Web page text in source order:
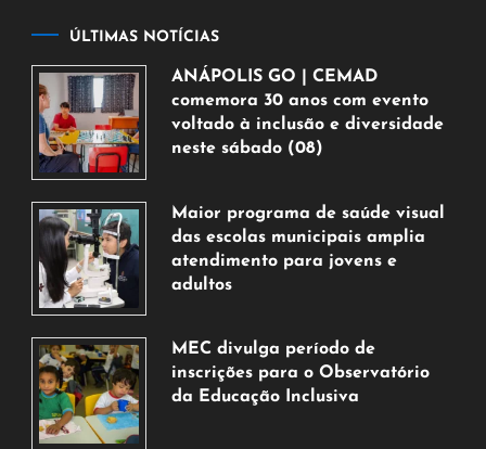
ÚLTIMAS NOTÍCIAS
ANÁPOLIS GO | CEMAD
comemora 30 anos com evento
voltado à inclusão e diversidade
neste sábado (08)
de
agosto
de
2026
Maior programa de saúde visual
das escolas municipais amplia
atendimento para jovens e
adultos
de
agosto
de
MEC divulga período de
inscrições para o Observatório
da Educação Inclusiva